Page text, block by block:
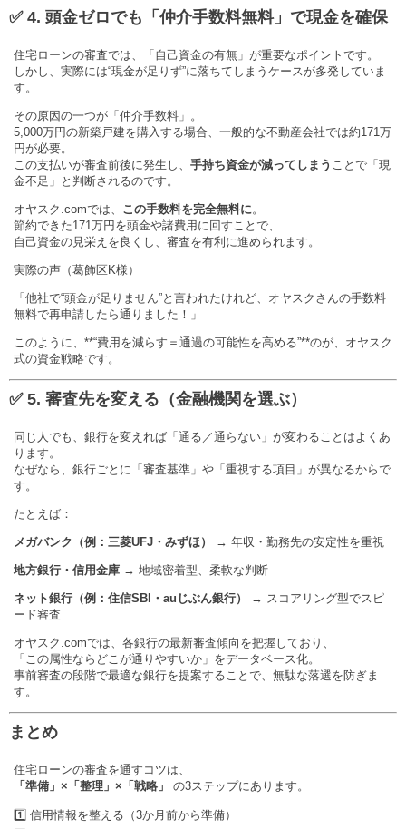
✅ 4. 頭金ゼロでも「仲介手数料無料」で現金を確保
住宅ローンの審査では、「自己資金の有無」が重要なポイントです。
しかし、実際には“現金が足りず”に落ちてしまうケースが多発していま
す。
その原因の一つが「仲介手数料」。
5,000万円の新築戸建を購入する場合、一般的な不動産会社では約171万
円が必要。
この支払いが審査前後に発生し、 手持ち資金が減ってしまう ことで「現
金不足」と判断されるのです。
オヤスク.comでは、 この手数料を完全無料に 。
節約できた171万円を頭金や諸費用に回すことで、
自己資金の見栄えを良くし、審査を有利に進められます。
実際の声（葛飾区K様）
「他社で“頭金が足りません”と言われたけれど、オヤスクさんの手数料
無料で再申請したら通りました！」
このように、**“費用を減らす＝通過の可能性を高める”**のが、オヤスク
式の資金戦略です。
✅ 5. 審査先を変える（金融機関を選ぶ）
同じ人でも、銀行を変えれば「通る／通らない」が変わることはよくあ
ります。
なぜなら、銀行ごとに「審査基準」や「重視する項目」が異なるからで
す。
たとえば：
メガバンク（例：三菱UFJ・みずほ） → 年収・勤務先の安定性を重視
地方銀行・信用金庫 → 地域密着型、柔軟な判断
ネット銀行（例：住信SBI・auじぶん銀行）
→ スコアリング型でスピ
ード審査
オヤスク.comでは、各銀行の最新審査傾向を把握しており、
「この属性ならどこが通りやすいか」をデータベース化。
事前審査の段階で最適な銀行を提案することで、無駄な落選を防ぎま
す。
まとめ
住宅ローンの審査を通すコツは、
「準備」×「整理」×「戦略」
の3ステップにあります。
1️⃣ 信用情報を整える（3か月前から準備）